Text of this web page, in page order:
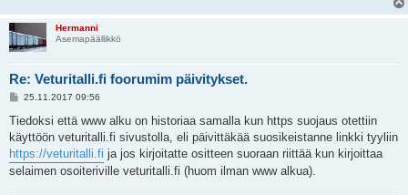
Hermanni
Asemapäällikkö
Re: Veturitalli.fi foorumim päivitykset.
V
e
t
i
25.11.2017 09:56
Tiedoksi että www alku on historiaa samalla kun https suojaus otettiin
käyttöön veturitalli.fi sivustolla, eli päivittäkää suosikeistanne linkki tyyliin
https://veturitalli.fi ja jos kirjoitatte ositteen suoraan riittää kun kirjoittaa
selaimen osoiteriville veturitalli.fi (huom ilman www alkua).